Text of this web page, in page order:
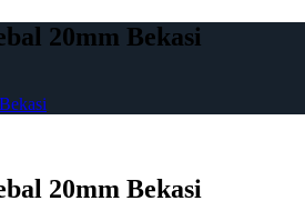
20mm Bekasi
20mm Bekasi